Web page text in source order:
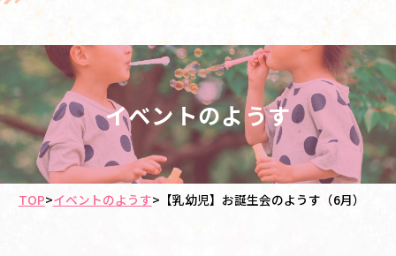
イベントのようす
TOP>イベントのようす> 【乳幼児】お誕生会のようす（6月）